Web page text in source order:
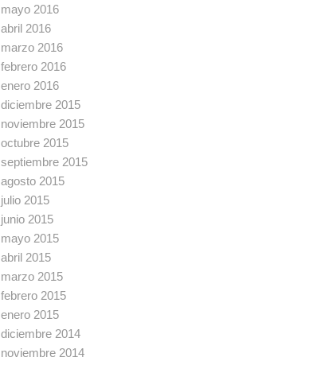
mayo 2016
abril 2016
marzo 2016
febrero 2016
enero 2016
diciembre 2015
noviembre 2015
octubre 2015
septiembre 2015
agosto 2015
julio 2015
junio 2015
mayo 2015
abril 2015
marzo 2015
febrero 2015
enero 2015
diciembre 2014
noviembre 2014